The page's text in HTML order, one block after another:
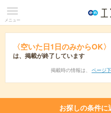
メニュー
〈空いた日1日のみからOK
は、掲載が終了しています
掲載時の情報は、 ページ
お探しの条件に